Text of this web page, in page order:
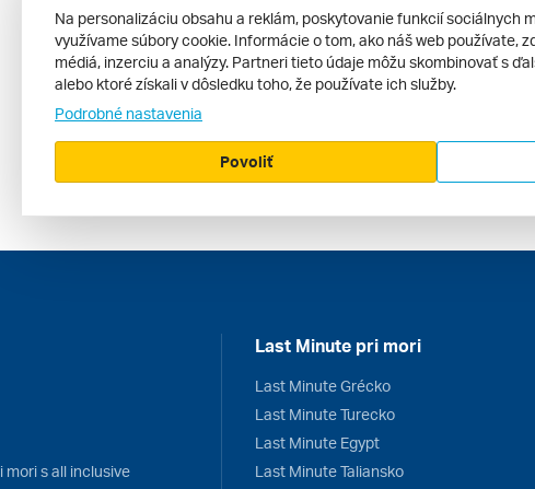
mori s all inclusive
Last Minute pri mori
Last Minute Grécko
Last Minute Turecko
Last Minute Egypt
Last Minute Taliansko
Na personalizáciu obsahu a reklám, poskytovanie funkcií sociálnych
využívame súbory cookie. Informácie o tom, ako náš web používate,
médiá, inzerciu a analýzy. Partneri tieto údaje môžu skombinovať s
alebo ktoré získali v dôsledku toho, že používate ich služby.
Podrobné nastavenia
Povoliť